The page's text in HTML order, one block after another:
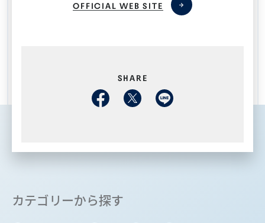
OFFICIAL WEB SITE
SHARE
カテゴリーから探す